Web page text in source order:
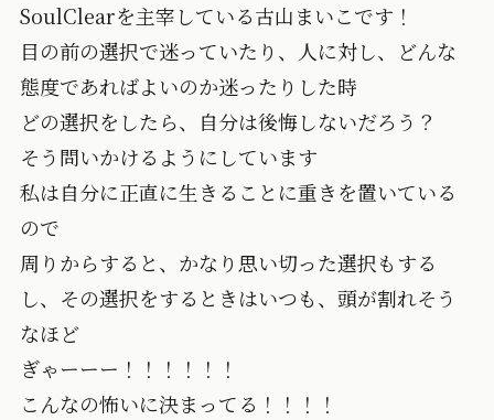
SoulClearを主宰している古山まいこです！
目の前の選択で迷っていたり、人に対し、どんな
態度であればよいのか迷ったりした時
どの選択をしたら、自分は後悔しないだろう？
そう問いかけるようにしています
私は自分に正直に生きることに重きを置いている
ので
周りからすると、かなり思い切った選択もする
し、その選択をするときはいつも、頭が割れそう
なほど
ぎゃーーー！！！！！！
こんなの怖いに決まってる！！！！